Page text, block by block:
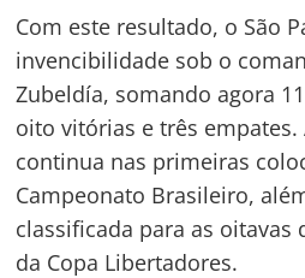
Com este resultado, o São
invencibilidade sob o
Zubeldía, somando agora
oito vitórias e três
continua nas primeiras
Campeonato Brasileiro,
classificada para as oitavas
da Copa Libertadores.